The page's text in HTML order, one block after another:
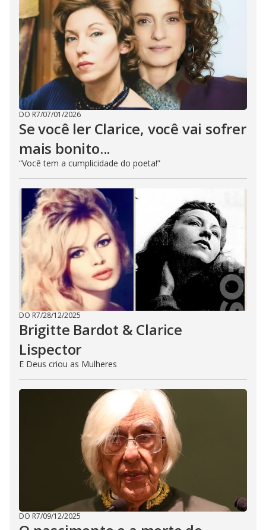
DO R7/07/01/2026
Se você ler Clarice, você vai sofrer
mais bonito...
“Você tem a cumplicidade do poeta!”
DO R7/28/12/2025
Brigitte Bardot & Clarice
Lispector
E Deus criou as Mulheres
DO R7/09/12/2025